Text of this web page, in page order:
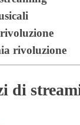
rivoluzione
di